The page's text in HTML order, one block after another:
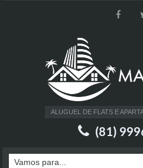
ALUGUEL DE FLATS E
(81)